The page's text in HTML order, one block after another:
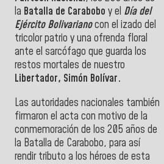
la Batalla de Carabobo y el Día del
Ejército Bolivarianocon el izado del
tricolor patrio y una ofrenda floral
ante el sarcófago que guarda los
restos mortales de nuestro
Libertador, Simón Bolívar.
Las autoridades nacionales también
firmaron el acta con motivo de la
conmemoración de los 205 años de
la Batalla de Carabobo, para así
rendir tributo a los héroes de esta